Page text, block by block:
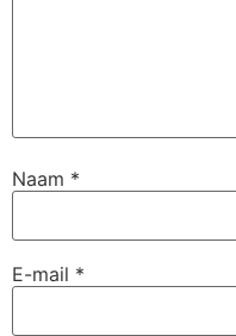
Naam *
E-mail *